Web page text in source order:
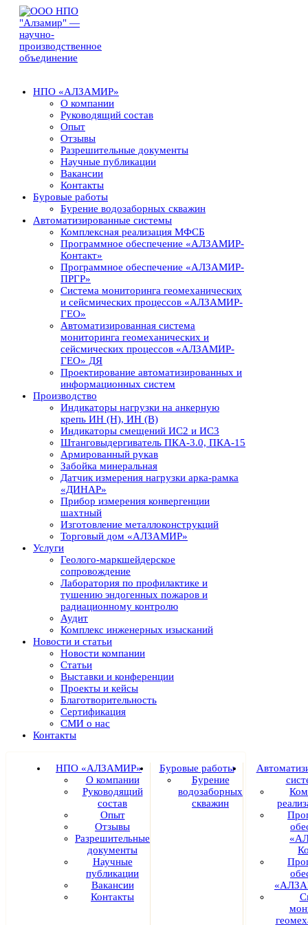
НПО «АЛЗАМИР»
О компании
Руководящий состав
Опыт
Отзывы
Разрешительные документы
Научные публикации
Вакансии
Контакты
Буровые работы
Бурение водозаборных скважин
Автоматизированные системы
Комплексная реализация МФСБ
Программное обеспечение «АЛЗАМИР-
Контакт»
Программное обеспечение «АЛЗАМИР-
ПРГР»
Система мониторинга геомеханических
и сейсмических процессов «АЛЗАМИР-
ГЕО»
Автоматизированная система
мониторинга геомеханических и
сейсмических процессов «АЛЗАМИР-
ГЕО» ДЯ
Проектирование автоматизированных и
информационных систем
Производство
Индикаторы нагрузки на анкерную
крепь ИН (Н), ИН (В)
Индикаторы смещений ИС2 и ИС3
Штанговыдергиватель ПКА-3.0, ПКА-15
Армированный рукав
Забойка минеральная
Датчик измерения нагрузки арка-рамка
«ДИНАР»
Прибор измерения конвергенции
шахтный
Изготовление металлоконструкций
Торговый дом «АЛЗАМИР»
Услуги
Геолого-маркшейдерское
сопровождение
Лаборатория по профилактике и
тушению эндогенных пожаров и
радиационному контролю
Аудит
Комплекс инженерных изысканий
Новости и статьи
Новости компании
Статьи
Выставки и конференции
Проекты и кейсы
Благотворительность
Сертификация
СМИ о нас
Контакты
НПО «АЛЗАМИР»
О компании
Руководящий
состав
Опыт
Отзывы
Разрешительные
документы
Научные
публикации
Вакансии
Контакты
Буровые работы
Бурение
водозаборных
скважин